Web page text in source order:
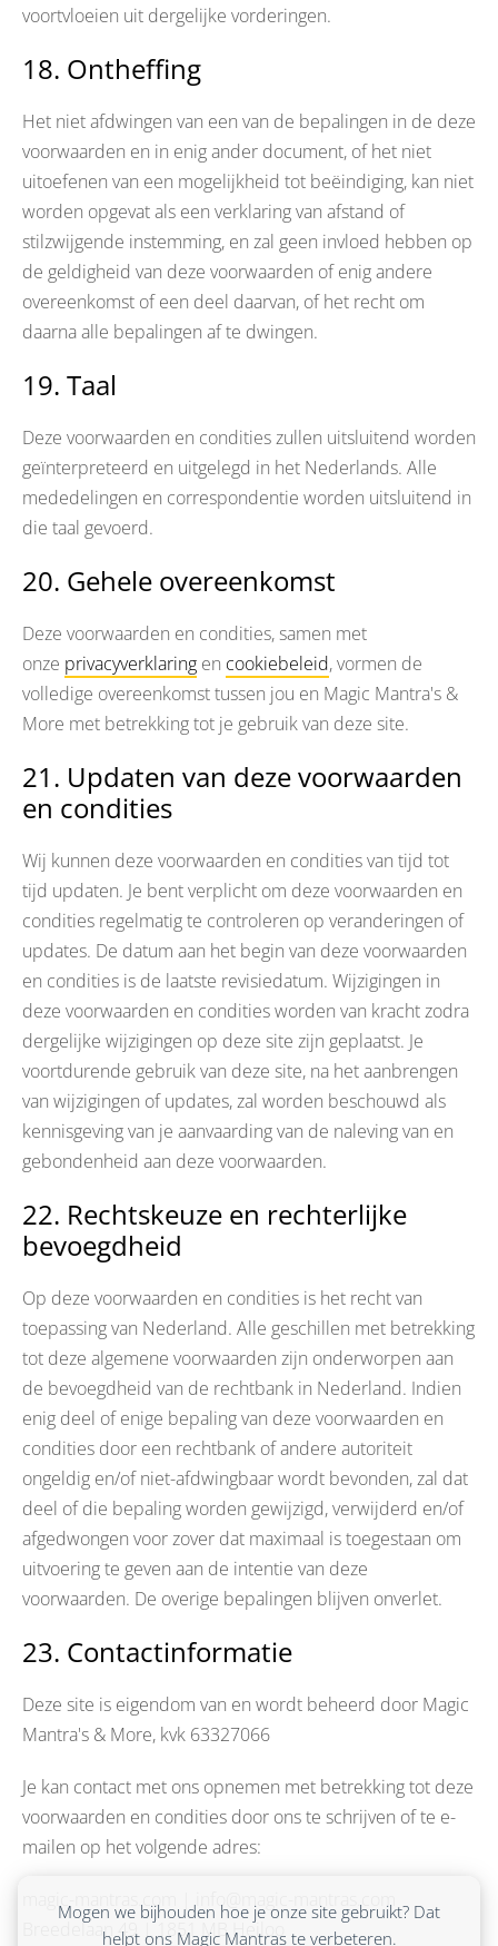
Mogen we bijhouden hoe je onze site gebruikt? Dat
helpt ons Magic Mantras te verbeteren.
voortvloeien uit dergelijke vorderingen.
18. Ontheffing
Het niet afdwingen van een van de bepalingen in de deze
voorwaarden en in enig ander document, of het niet
uitoefenen van een mogelijkheid tot beëindiging, kan niet
worden opgevat als een verklaring van afstand of
stilzwijgende instemming, en zal geen invloed hebben op
de geldigheid van deze voorwaarden of enig andere
overeenkomst of een deel daarvan, of het recht om
daarna alle bepalingen af te dwingen.
19. Taal
Deze voorwaarden en condities zullen uitsluitend worden
geïnterpreteerd en uitgelegd in het Nederlands. Alle
mededelingen en correspondentie worden uitsluitend in
die taal gevoerd.
20. Gehele overeenkomst
Deze voorwaarden en condities, samen met
onze privacyverklaring en cookiebeleid, vormen de
volledige overeenkomst tussen jou en Magic Mantra's &
More met betrekking tot je gebruik van deze site.
21. Updaten van deze voorwaarden
en condities
Wij kunnen deze voorwaarden en condities van tijd tot
tijd updaten. Je bent verplicht om deze voorwaarden en
condities regelmatig te controleren op veranderingen of
updates. De datum aan het begin van deze voorwaarden
en condities is de laatste revisiedatum. Wijzigingen in
deze voorwaarden en condities worden van kracht zodra
dergelijke wijzigingen op deze site zijn geplaatst. Je
voortdurende gebruik van deze site, na het aanbrengen
van wijzigingen of updates, zal worden beschouwd als
kennisgeving van je aanvaarding van de naleving van en
gebondenheid aan deze voorwaarden.
22. Rechtskeuze en rechterlijke
bevoegdheid
Op deze voorwaarden en condities is het recht van
toepassing van Nederland. Alle geschillen met betrekking
tot deze algemene voorwaarden zijn onderworpen aan
de bevoegdheid van de rechtbank in Nederland. Indien
enig deel of enige bepaling van deze voorwaarden en
condities door een rechtbank of andere autoriteit
ongeldig en/of niet-afdwingbaar wordt bevonden, zal dat
deel of die bepaling worden gewijzigd, verwijderd en/of
afgedwongen voor zover dat maximaal is toegestaan om
uitvoering te geven aan de intentie van deze
voorwaarden. De overige bepalingen blijven onverlet.
23. Contactinformatie
Deze site is eigendom van en wordt beheerd door Magic
Mantra's & More, kvk 63327066
Je kan contact met ons opnemen met betrekking tot deze
voorwaarden en condities door ons te schrijven of te e-
mailen op het volgende adres:
magic-mantras.com | info@magic-mantras.com
Breedelaan 49 | 1851 MB Heiloo